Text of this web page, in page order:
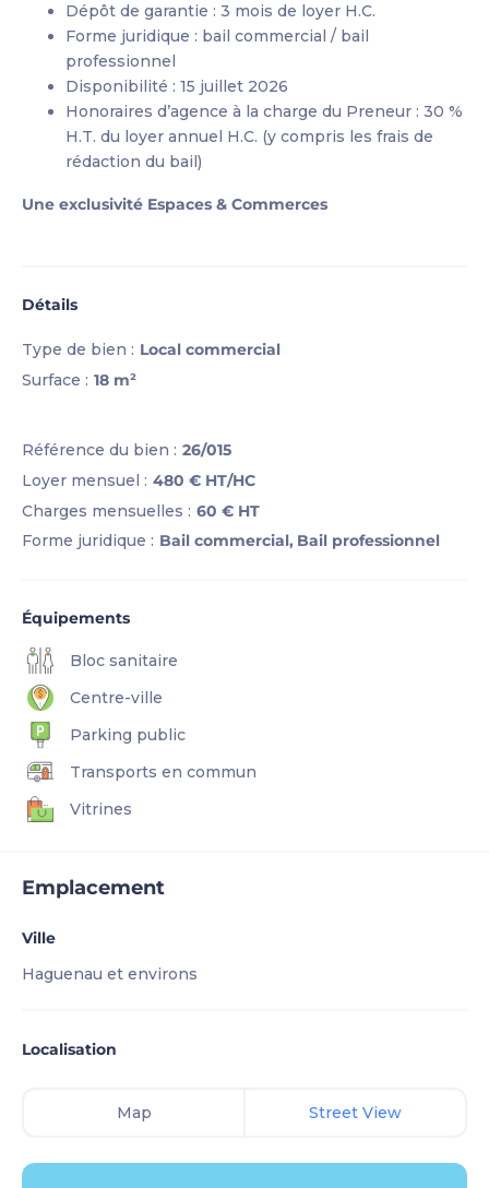
Dépôt de garantie : 3 mois de loyer H.C.
Forme juridique : bail commercial / bail
professionnel
Disponibilité : 15 juillet 2026
Honoraires d’agence à la charge du Preneur : 30 %
H.T. du loyer annuel H.C. (y compris les frais de
rédaction du bail)
Une exclusivité Espaces & Commerces
Détails
Type de bien : Local commercial
Surface : 18 m²
Référence du bien : 26/015
Loyer mensuel : 480 € HT/HC
Charges mensuelles : 60 € HT
Forme juridique : Bail commercial, Bail professionnel
Équipements
Bloc sanitaire
Centre-ville
Parking public
Transports en commun
Vitrines
Emplacement
Ville
Haguenau et environs
Localisation
Map Street View